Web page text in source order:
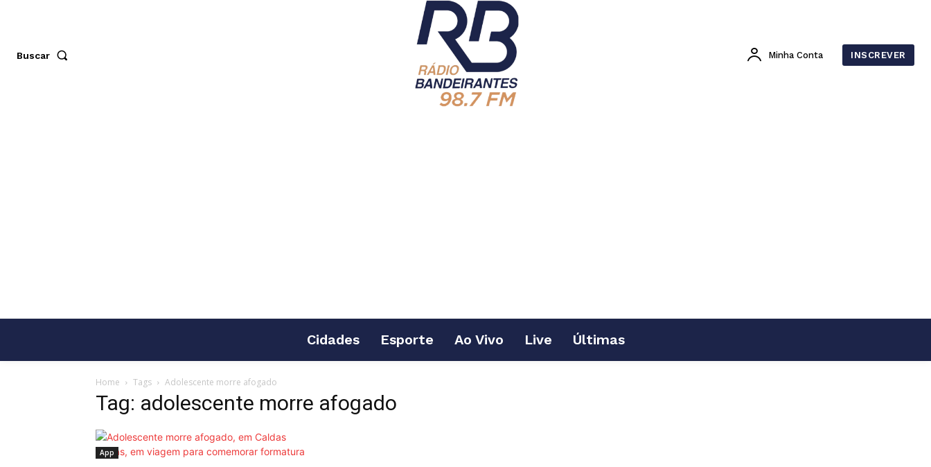
Buscar Minha Conta INSCREVER
Cidades Esporte Ao Vivo Live Últimas
Home Tags Adolescente morre afogado
Tag: adolescente morre afogado
App